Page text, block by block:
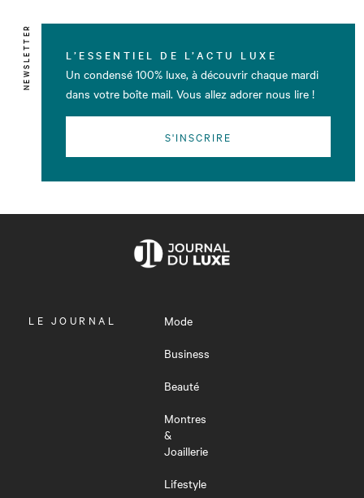
NEWSLETTER L’ESSENTIEL DE L’ACTU LUXE
Un condensé 100% luxe, à découvrir chaque mardi
dans votre boîte mail. Vous allez adorer nous lire !
S'INSCRIRE
OUVRIR
LE JOURNAL
Mode
Business
Beauté
Montres
&
Joaillerie
Lifestyle